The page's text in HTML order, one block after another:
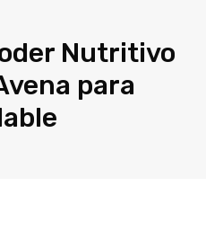
Nutritivo
para